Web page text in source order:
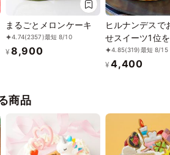
まるごとメロンケーキ
4.74(2357)最短 8/10
¥ 8,900
ヒルナンデスで
せスイーツ1位
誕生日に 熟成
分約2倍！グル
4.85(319)最短 8/15
¥ 4,400
商品